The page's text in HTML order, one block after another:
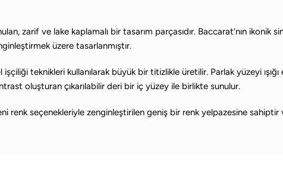
Gelenler
zarif ve lake kaplamalı bir tasarım parçasıdır. Baccarat’nın ikonik
üzere tasarlanmıştır.
teknikleri kullanılarak büyük bir titizlikle üretilir. Parlak yüzeyi
oluşturan çıkarılabilir deri bir iç yüzey ile birlikte sunulur.
seçenekleriyle zenginleştirilen geniş bir renk yelpazesine sahiptir